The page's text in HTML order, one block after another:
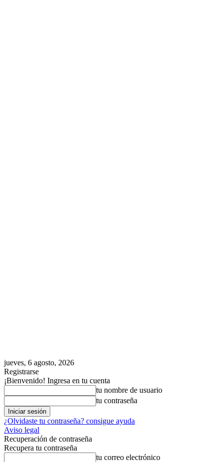
jueves, 6 agosto, 2026
Registrarse
¡Bienvenido! Ingresa en tu cuenta
tu nombre de usuario
tu contraseña
¿Olvidaste tu contraseña? consigue ayuda
Aviso legal
Recuperación de contraseña
Recupera tu contraseña
tu correo electrónico